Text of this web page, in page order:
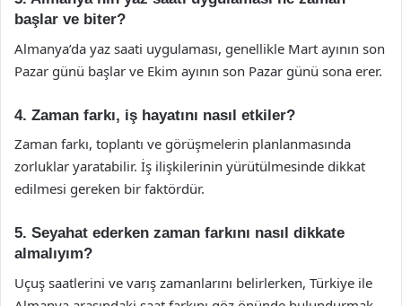
başlar ve biter?
Almanya’da yaz saati uygulaması, genellikle Mart ayının son
Pazar günü başlar ve Ekim ayının son Pazar günü sona erer.
4. Zaman farkı, iş hayatını nasıl etkiler?
Zaman farkı, toplantı ve görüşmelerin planlanmasında
zorluklar yaratabilir. İş ilişkilerinin yürütülmesinde dikkat
edilmesi gereken bir faktördür.
5. Seyahat ederken zaman farkını nasıl dikkate
almalıyım?
Uçuş saatlerini ve varış zamanlarını belirlerken, Türkiye ile